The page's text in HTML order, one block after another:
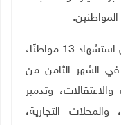
.
وأسفر العدوان المتواصل حتى الآن عن استشهاد 13 مواطنًا،
في الشهر الثامن من
وتدمير
والمحلات التجارية،